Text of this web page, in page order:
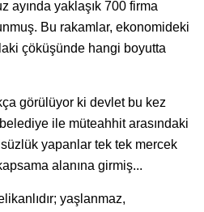
ayında yaklaşık 700 firma
Bu rakamlar, ekonomideki
çöküşünde hangi boyutta
görülüyor ki devlet bu kez
ile müteahhit arasındaki
yapanlar tek tek mercek
alanına girmiş...
yaşlanmaz,